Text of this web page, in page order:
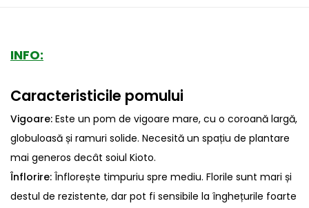
INFO:
Caracteristicile pomului
Vigoare: Este un pom de vigoare mare, cu o coroană largă,
globuloasă și ramuri solide. Necesită un spațiu de plantare
mai generos decât soiul Kioto.
Înflorire: Înflorește timpuriu spre mediu. Florile sunt mari și
destul de rezistente, dar pot fi sensibile la înghețurile foarte